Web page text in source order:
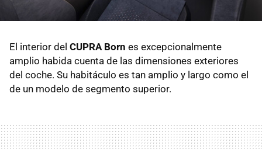
El interior del CUPRA Born es excepcionalmente
amplio habida cuenta de las dimensiones exteriores
del coche. Su habitáculo es tan amplio y largo como el
de un modelo de segmento superior.